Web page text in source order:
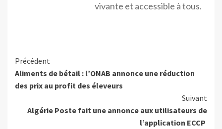
vivante et accessible à tous.
Précédent
Aliments de bétail : l’ONAB annonce une réduction
des prix au profit des éleveurs
Suivant
Algérie Poste fait une annonce aux utilisateurs de
l’application ECCP